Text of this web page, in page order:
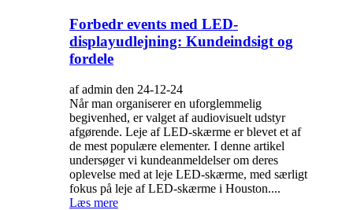
Forbedr events med LED-
displayudlejning: Kundeindsigt og
fordele
af admin den 24-12-24
Når man organiserer en uforglemmelig
begivenhed, er valget af audiovisuelt udstyr
afgørende. Leje af LED-skærme er blevet et af
de mest populære elementer. I denne artikel
undersøger vi kundeanmeldelser om deres
oplevelse med at leje LED-skærme, med særligt
fokus på leje af LED-skærme i Houston....
Læs mere